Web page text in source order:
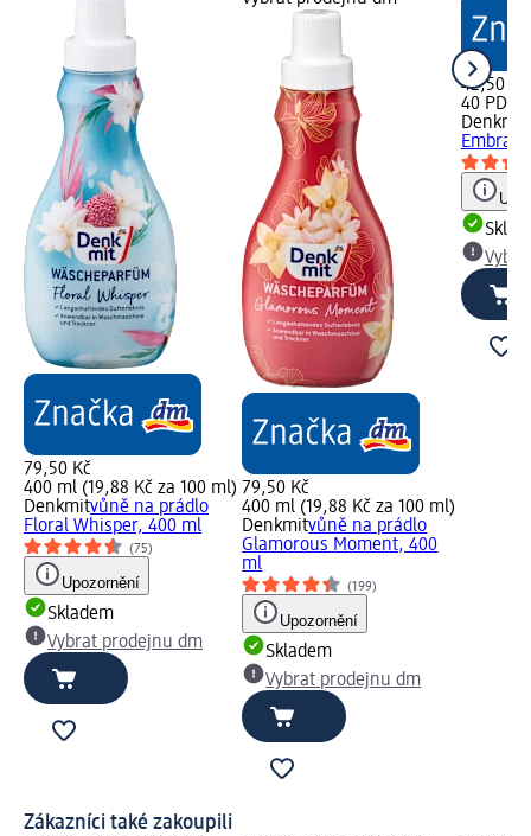
79,50 Kč
400 ml (19,88 Kč za 100 ml)
Denkmitvůně na prádlo
Floral Whisper, 400 ml
(75)
Upozornění
Skladem
Vybrat prodejnu dm
79,50 Kč
400 ml (19,88 Kč za 100 ml)
Denkmitvůně na prádlo
Glamorous Moment, 400
ml
(199)
Upozornění
Skladem
Vybrat prodejnu dm
42,50 Kč
40 PD
Denkmit
Zákazníci také zakoupili